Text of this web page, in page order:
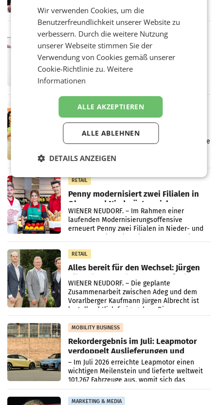
von 1.544,0 Mio. EUR erwirtschaftet, was
einem Plus von 3,8 Prozent gegenüber dem
Vergleichszeitraum
MARKETING & MEDIA
ProSiebenSat.1 spart und macht
überraschend viel Gewinn
UNTERFÖHRING/MAILAND/AMSTERDAM. Der
Fernsehkonzern ProSiebenSat.1 hat im
Frühjahr dank Kostensenkungen operativ
Markterwartung deutlich übertroffen.
RETAIL
Eine Bühne für Zirkularität: ARA und
Müller informieren am POS über
Über den gesamten August hinweg rücken die
Handelskonzern Müller die Initiative
Müller-Filialen
RETAIL
Penny modernisiert zwei Filialen in
Ober- und Niederösterreich
WIENER NEUDORF. – Im Rahmen einer
laufenden Modernisierungsoffensive
erneuert Penny zwei Filialen in Nieder- und
RETAIL
Alles bereit für den Wechsel: Jürgen
Albrecht setzt ab 1.1.2027 auf Adeg
WIENER NEUDORF. – Die geplante
Zusammenarbeit zwischen Adeg und dem
Vorarlberger Kaufmann Jürgen Albrecht ist
kartellrechtlich freigegeben: Die
Bundeswettbewerbsbehörde und der
Bundeskartellanwalt
MOBILITY BUSINESS
Rekordergebnis im Juli: Leapmotor
verdoppelt Auslieferungen und
überschreitet die 100.000er-Marke
– Im Juli 2026 erreichte Leapmotor einen
wichtigen Meilenstein und lieferte weltweit
101.267 Fahrzeuge aus, womit sich das
Ergebnis gegenüber Juli 2025 mehr als
verdoppelte (+102
MARKETING & MEDIA
Wir verwenden Cookies, um die
Benutzerfreundlichkeit unserer Website zu
verbessern. Durch die weitere Nutzung
unserer Webseite stimmen Sie der
Verwendung von Cookies gemäß unserer
Cookie-Richtlinie zu.Weitere
Informationen
ALLE AKZEPTIEREN
ALLE ABLEHNEN
DETAILS ANZEIGEN